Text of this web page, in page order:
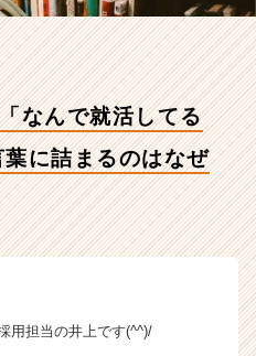
なんで就活してる
に詰まるのはなぜ
用担当の井上です(^^)/